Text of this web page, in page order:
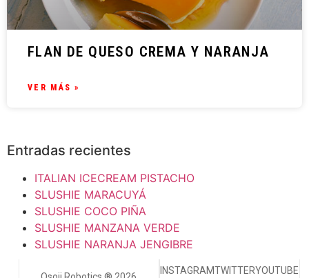
FLAN DE QUESO CREMA Y NARANJA
VER MÁS »
Entradas recientes
ITALIAN ICECREAM PISTACHO
SLUSHIE MARACUYÁ
SLUSHIE COCO PIÑA
SLUSHIE MANZANA VERDE
SLUSHIE NARANJA JENGIBRE
INSTAGRAMTWITTERYOUTUBE